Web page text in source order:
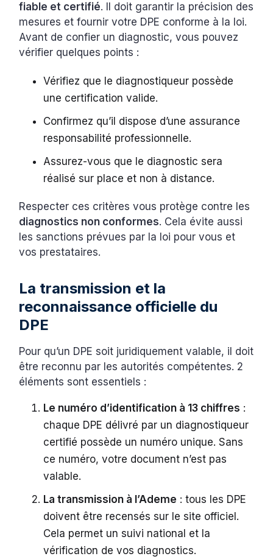
fiable et certifié. Il doit garantir la précision des
mesures et fournir votre DPE conforme à la loi.
Avant de confier un diagnostic, vous pouvez
vérifier quelques points :
Vérifiez que le diagnostiqueur possède
une certification valide.
Confirmez qu’il dispose d’une assurance
responsabilité professionnelle.
Assurez-vous que le diagnostic sera
réalisé sur place et non à distance.
Respecter ces critères vous protège contre les
diagnostics non conformes. Cela évite aussi
les sanctions prévues par la loi pour vous et
vos prestataires.
La transmission et la
reconnaissance officielle du
DPE
Pour qu’un DPE soit juridiquement valable, il doit
être reconnu par les autorités compétentes. 2
éléments sont essentiels :
Le numéro d’identification à 13 chiffres :
chaque DPE délivré par un diagnostiqueur
certifié possède un numéro unique. Sans
ce numéro, votre document n’est pas
valable.
La transmission à l’Ademe : tous les DPE
doivent être recensés sur le site officiel.
Cela permet un suivi national et la
vérification de vos diagnostics.